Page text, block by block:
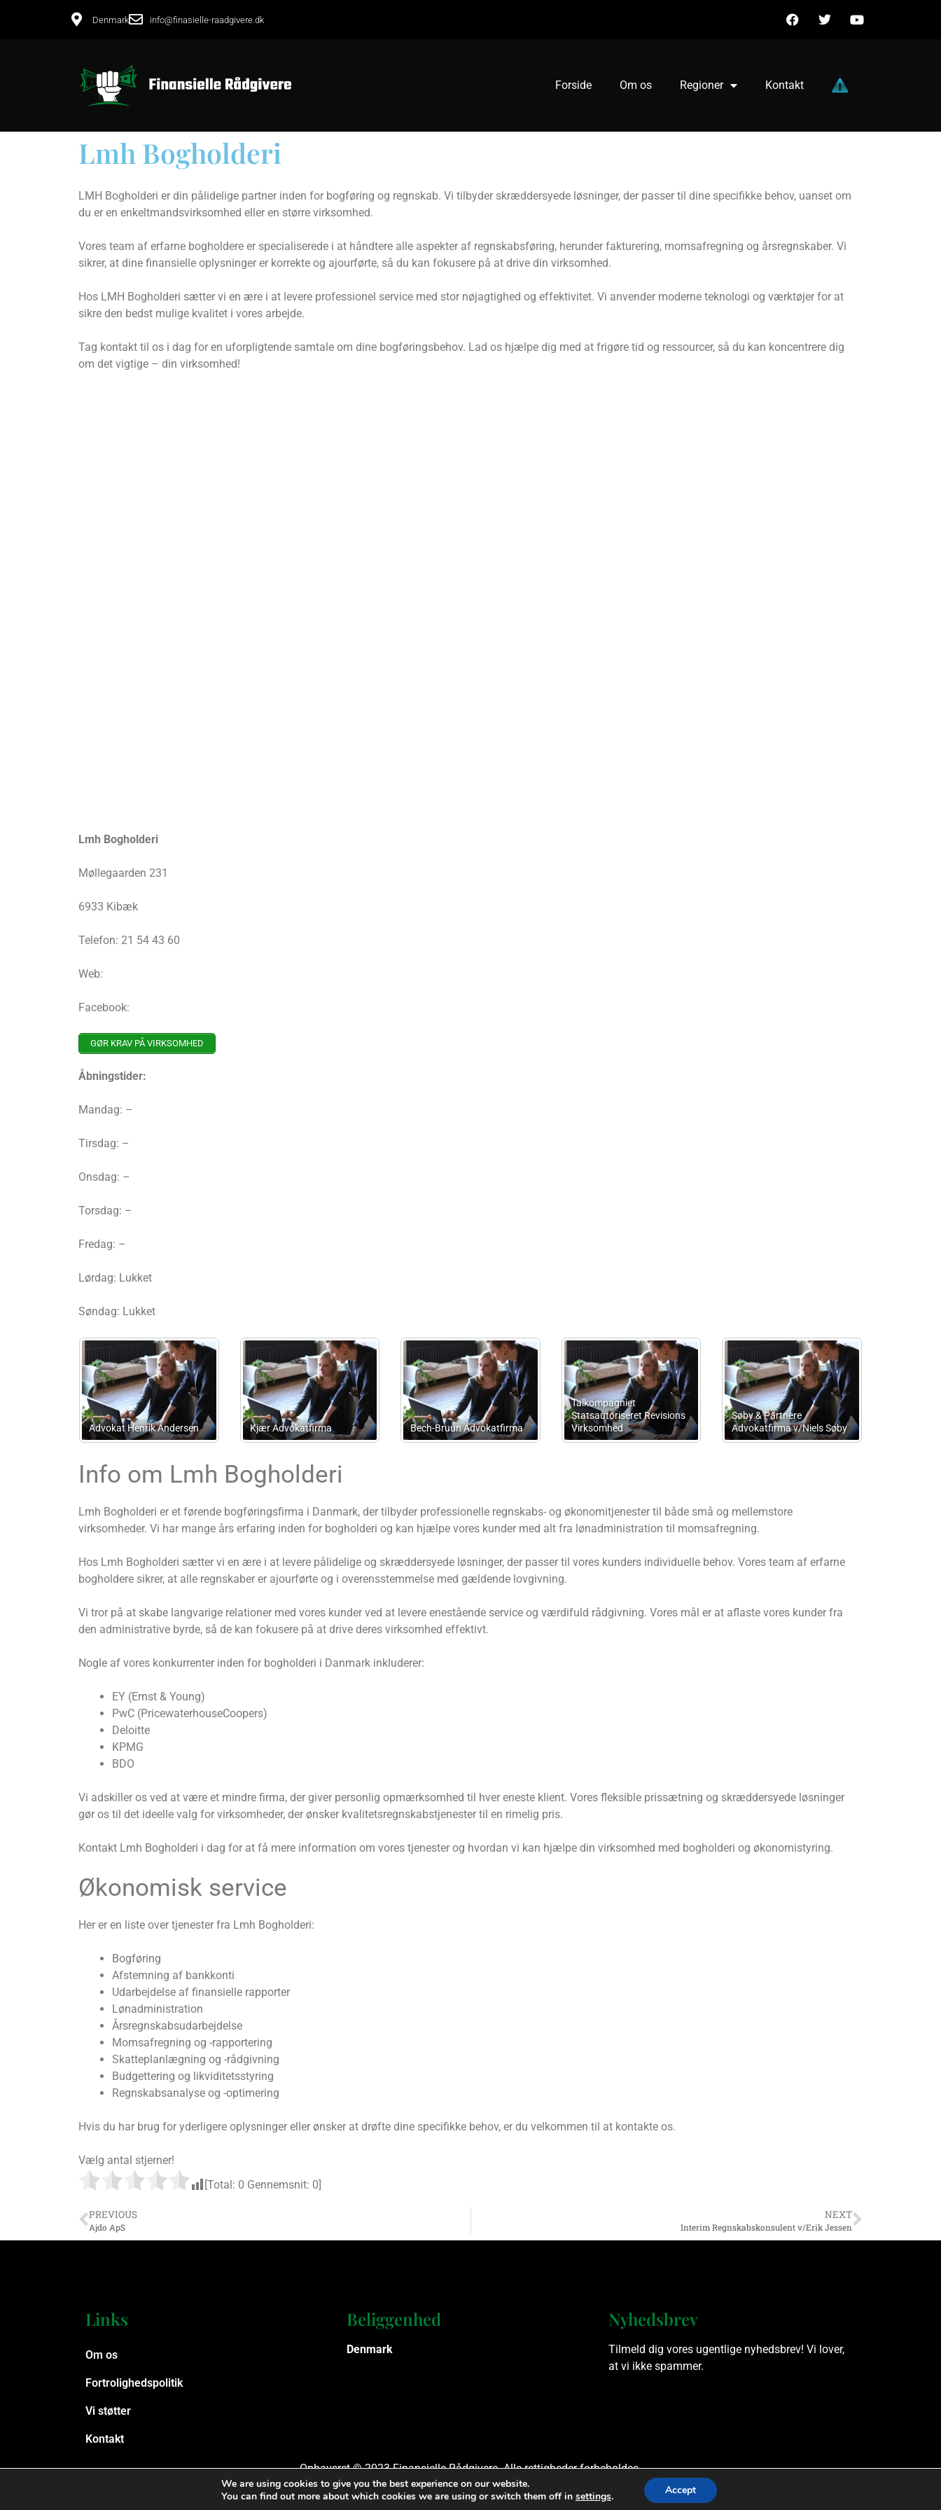
Denmark info@finasielle-raadgivere.dk
Forside Om os Regioner Kontakt
Lmh Bogholderi
LMH Bogholderi er din pålidelige partner inden for bogføring og regnskab. Vi tilbyder skræddersyede løsninger, der passer til dine specifikke behov, uanset om
du er en enkeltmandsvirksomhed eller en større virksomhed.
Vores team af erfarne bogholdere er specialiserede i at håndtere alle aspekter af regnskabsføring, herunder fakturering, momsafregning og årsregnskaber. Vi
sikrer, at dine finansielle oplysninger er korrekte og ajourførte, så du kan fokusere på at drive din virksomhed.
Hos LMH Bogholderi sætter vi en ære i at levere professionel service med stor nøjagtighed og effektivitet. Vi anvender moderne teknologi og værktøjer for at
sikre den bedst mulige kvalitet i vores arbejde.
Tag kontakt til os i dag for en uforpligtende samtale om dine bogføringsbehov. Lad os hjælpe dig med at frigøre tid og ressourcer, så du kan koncentrere dig
om det vigtige – din virksomhed!
Lmh Bogholderi
Møllegaarden 231
6933 Kibæk
Telefon: 21 54 43 60
Web:
Facebook:
GØR KRAV PÅ VIRKSOMHED
Åbningstider:
Mandag: –
Tirsdag: –
Onsdag: –
Torsdag: –
Fredag: –
Lørdag: Lukket
Søndag: Lukket
Talkompagniet
Statsautoriseret Revisions
Virksomhed
Søby & Partnere
Advokatfirma v/Niels Søby
Cn Bogføring Advokat Lise Holten Advokat Erik Høgh
Info om Lmh Bogholderi
Lmh Bogholderi er et førende bogføringsfirma i Danmark, der tilbyder professionelle regnskabs- og økonomitjenester til både små og mellemstore
virksomheder. Vi har mange års erfaring inden for bogholderi og kan hjælpe vores kunder med alt fra lønadministration til momsafregning.
Hos Lmh Bogholderi sætter vi en ære i at levere pålidelige og skræddersyede løsninger, der passer til vores kunders individuelle behov. Vores team af erfarne
bogholdere sikrer, at alle regnskaber er ajourførte og i overensstemmelse med gældende lovgivning.
Vi tror på at skabe langvarige relationer med vores kunder ved at levere enestående service og værdifuld rådgivning. Vores mål er at aflaste vores kunder fra
den administrative byrde, så de kan fokusere på at drive deres virksomhed effektivt.
Nogle af vores konkurrenter inden for bogholderi i Danmark inkluderer:
EY (Ernst & Young)
PwC (PricewaterhouseCoopers)
Deloitte
KPMG
BDO
Vi adskiller os ved at være et mindre firma, der giver personlig opmærksomhed til hver eneste klient. Vores fleksible prissætning og skræddersyede løsninger
gør os til det ideelle valg for virksomheder, der ønsker kvalitetsregnskabstjenester til en rimelig pris.
Kontakt Lmh Bogholderi i dag for at få mere information om vores tjenester og hvordan vi kan hjælpe din virksomhed med bogholderi og økonomistyring.
Økonomisk service
Her er en liste over tjenester fra Lmh Bogholderi:
Bogføring
Afstemning af bankkonti
Udarbejdelse af finansielle rapporter
Lønadministration
Årsregnskabsudarbejdelse
Momsafregning og -rapportering
Skatteplanlægning og -rådgivning
Budgettering og likviditetsstyring
Regnskabsanalyse og -optimering
Hvis du har brug for yderligere oplysninger eller ønsker at drøfte dine specifikke behov, er du velkommen til at kontakte os.
Vælg antal stjerner!
[Total: 0 Gennemsnit: 0]
PREVIOUS
Ajdo ApS
NEXT
Interim Regnskabskonsulent v/Erik Jessen
Links
Om os
Fortrolighedspolitik
Vi støtter
Kontakt
Beliggenhed
Denmark
Nyhedsbrev
Tilmeld dig vores ugentlige nyhedsbrev! Vi lover,
at vi ikke spammer.
Ophavsret © 2023 Finansielle Rådgivere. Alle rettigheder forbeholdes.
We are using cookies to give you the best experience on our website.
You can find out more about which cookies we are using or switch them off in settings. Accept